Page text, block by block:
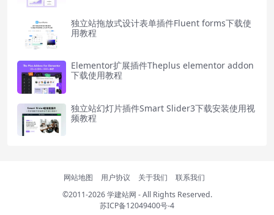
独立站拖放式设计表单插件Fluent forms下载使
用教程
Elementor扩展插件Theplus elementor addon
下载使用教程
独立站幻灯片插件Smart Slider3下载安装使用视
频教程
网站地图 用户协议 关于我们
联系我们
©2011-2026学建站网 - All Rights Reserved.
苏ICP备12049400号-4